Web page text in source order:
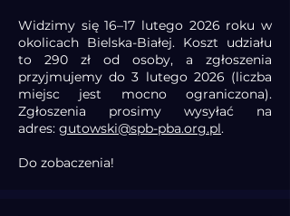
Widzimy się 16–17 lutego 2026 roku w
okolicach Bielska-Białej. Koszt udziału
to 290 zł od osoby, a zgłoszenia
przyjmujemy do 3 lutego 2026 (liczba
miejsc jest mocno ograniczona).
Zgłoszenia prosimy wysyłać na
adres: gutowski@spb-pba.org.pl.
Do zobaczenia!